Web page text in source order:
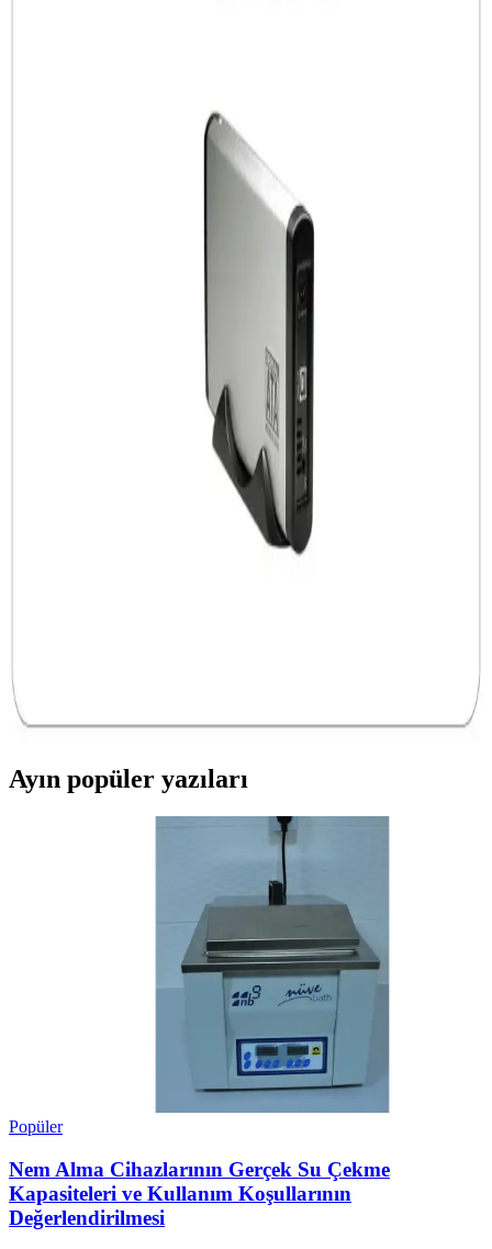
Çok Yönlü Dizüstü Bilgisayarlar: Günümüz
Teknolojisinde Çok Amaçlı Kullanımın Anahtarı
Hafif, yüksek performanslı ve çok bağlantı seçenekleriyle öne çıkan
geniş kullanım alanlarıyla günlük yaşamı kolaylaştırır.
Yüksek Performanslı Profesyonel Dizüstü
Bilgisayarların Özellikleri ve Kullanım Alanları
Güçlü işlemci, yüksek RAM, gelişmiş grafik kartları ve hızlı
depolama ile donatılmış profesyonel dizüstü bilgisayarları ve
MSI B360 Anakart Analizi: Orta Seviye Performans
ve Uyumluluk Özellikleri
MSI B360 anakart, Intel 8. ve 9. nesil işlemcilerle uyumlu, DDR4
desteği ve geniş bağlantı seçenekleriyle stabil ve yüksek performans
özellikleriyle modern dijital yaşamda önemli rol oynar. Çeşitli
teknolojiler ve tasarımlarla geniş kullanım alanı sunar.
Ayın popüler yazıları
Popüler
Nem Alma Cihazlarının Gerçek Su Çekme
Kapasiteleri ve Kullanım Koşullarının
Değerlendirilmesi